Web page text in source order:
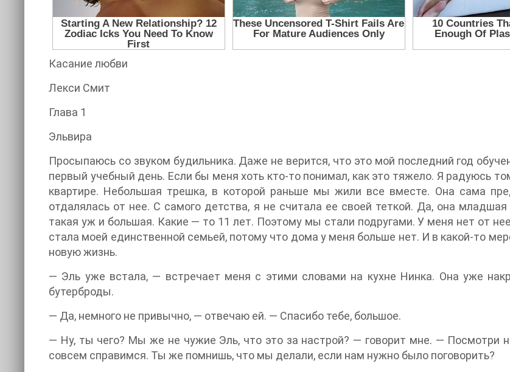
Касание любви
Лекси Смит
Глава 1
Эльвира
Просыпаюсь со звуком будильника. Даже не верится, что это мой последний год
первый учебный день. Если бы меня хоть кто-то понимал, как это тяжело. Я радуюсь
квартире. Небольшая трешка, в которой раньше мы жили все вместе. Она сама
отдалялась от нее. С самого детства, я не считала ее своей теткой. Да, она
такая уж и большая. Какие — то 11 лет. Поэтому мы стали подругами. У меня нет от
стала моей единственной семьей, потому что дома у меня больше нет. И в какой-то
новую жизнь.
— Эль уже встала, — встречает меня с этими словами на кухне Нинка. Она уже
бутерброды.
— Да, немного не привычно, — отвечаю ей. — Спасибо тебе, большое.
— Ну, ты чего? Мы же не чужие Эль, что это за настрой? — говорит мне. — Посмотри
совсем справимся. Ты же помнишь, что мы делали, если нам нужно было поговорить?